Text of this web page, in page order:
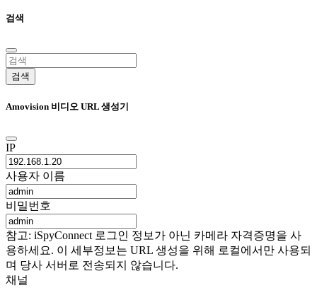
검색
검색
Amovision 비디오 URL 생성기
IP
사용자 이름
비밀번호
참고: iSpyConnect 로그인 정보가 아닌 카메라 자격증명을 사
용하세요. 이 세부정보는 URL 생성을 위해 로컬에서만 사용되
며 당사 서버로 전송되지 않습니다.
채널